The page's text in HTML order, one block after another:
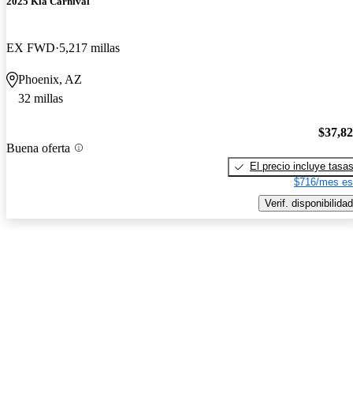
EX FWD 5,217 millas
Phoenix, AZ
32 millas
Buena oferta
El precio incluye tasas
$716/mes
Verif. disponibilidad